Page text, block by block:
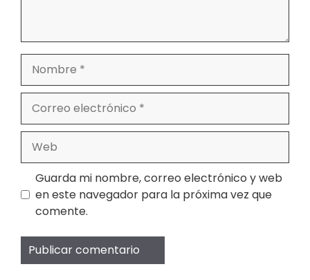
Nombre
electrónico
Guarda mi nombre, correo electrónico y web
en este navegador para la próxima vez que
comente.